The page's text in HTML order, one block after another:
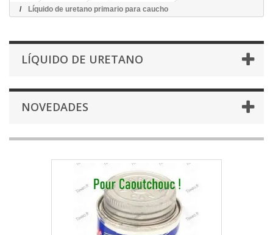
Líquido de uretano primario para caucho
LÍQUIDO DE URETANO
NOVEDADES